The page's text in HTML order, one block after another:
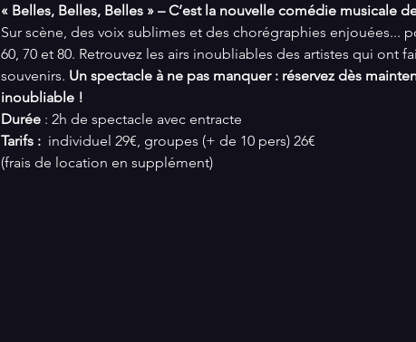
« Belles, Belles, Belles » – C’est la nouvelle comédie musicale
Sur scène, des voix sublimes et des chorégraphies enjouées...
60, 70 et 80. Retrouvez les airs inoubliables des artistes qui ont
souvenirs. Un spectacle à ne pas manquer : réservez dès
inoubliable !
Durée : 2h de spectacle avec entracte
Tarifs : individuel 29€, groupes (+ de 10 pers) 26€
(frais de location en supplément)